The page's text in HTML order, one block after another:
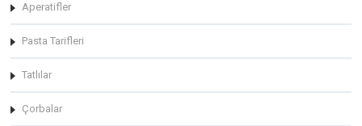
Aperatifler
Pasta Tarifleri
Tatlılar
Çorbalar